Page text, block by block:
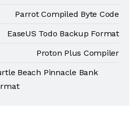
Parrot Compiled Byte Code
EaseUS Todo Backup Format
Proton Plus Compiler
Beach Pinnacle Bank